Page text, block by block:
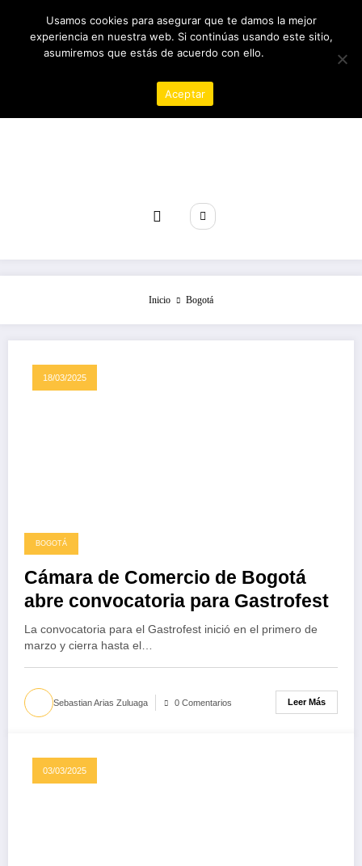
contenido
06/08/2026 7:48:02 PM
Inicio Bogotá
18/03/2025
BOGOTÁ
Cámara de Comercio de Bogotá
abre convocatoria para Gastrofest
La convocatoria para el Gastrofest inició en el primero de
marzo y cierra hasta el…
Sebastian Arias Zuluaga 0 Comentarios Leer Más
03/03/2025
Usamos cookies para asegurar que te damos la mejor
experiencia en nuestra web. Si continúas usando este sitio,
asumiremos que estás de acuerdo con ello.
Aceptar